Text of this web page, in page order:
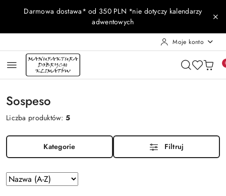
Przejdź do treści głównej
Przejdź do wyszukiwarki
Przejdź do moje konto
Przejdź do menu głównego
Przejdź do stopki
Darmowa dostawa* od 350 PLN *nie dotyczy kalendarzy
adwentowych
Moje konto
Sospeso
Liczba produktów:5
Kategorie Filtruj
Zastosowano
sortowanie:
Sortuj
według